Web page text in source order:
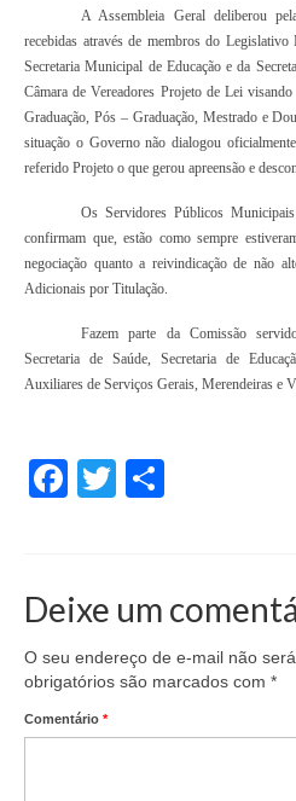
A Assembleia Geral deliberou
recebidas através de membros do
Secretaria Municipal de Educação e da
Câmara de Vereadores Projeto de Lei
Graduação, Pós – Graduação, Mestrado e
situação o Governo não dialogou
referido Projeto o que gerou apreensão e
Os Servidores Públicos
confirmam que, estão como sempre
negociação quanto a reivindicação de não
Adicionais por Titulação.
Fazem parte da Comissão
Secretaria de Saúde, Secretaria de
Auxiliares de Serviços Gerais, Merendeiras e
Facebook
Twitter
Deixe um
O seu endereço de e-mail não
obrigatórios são marcados com *
Comentário *